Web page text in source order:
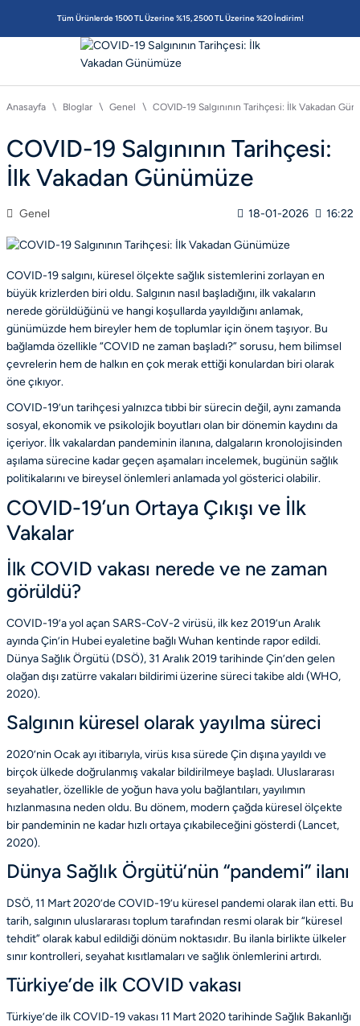
Tüm Ürünlerde 1500 TL Üzerine %15, 2500 TL Üzerine %20 İndirim!
Anasayfa Bloglar Genel COVID-19 Salgınının Tarihçesi: İlk Vakadan
COVID-19 Salgınının Tarihçesi:
İlk Vakadan Günümüze
Genel 18-01-2026 16:22
COVID-19 salgını, küresel ölçekte sağlık sistemlerini zorlayan en
büyük krizlerden biri oldu. Salgının nasıl başladığını, ilk vakaların
nerede görüldüğünü ve hangi koşullarda yayıldığını anlamak,
günümüzde hem bireyler hem de toplumlar için önem taşıyor. Bu
bağlamda özellikle “COVID ne zaman başladı?” sorusu, hem bilimsel
çevrelerin hem de halkın en çok merak ettiği konulardan biri olarak
öne çıkıyor.
COVID-19’un tarihçesi yalnızca tıbbi bir sürecin değil, aynı zamanda
sosyal, ekonomik ve psikolojik boyutları olan bir dönemin kaydını da
içeriyor. İlk vakalardan pandeminin ilanına, dalgaların kronolojisinden
aşılama sürecine kadar geçen aşamaları incelemek, bugünün sağlık
politikalarını ve bireysel önlemleri anlamada yol gösterici olabilir.
COVID-19’un Ortaya Çıkışı ve İlk
Vakalar
İlk COVID vakası nerede ve ne zaman
görüldü?
COVID-19’a yol açan SARS-CoV-2 virüsü, ilk kez 2019’un Aralık
ayında Çin’in Hubei eyaletine bağlı Wuhan kentinde rapor edildi.
Dünya Sağlık Örgütü (DSÖ), 31 Aralık 2019 tarihinde Çin’den gelen
olağan dışı zatürre vakaları bildirimi üzerine süreci takibe aldı(WHO,
2020).
Salgının küresel olarak yayılma süreci
2020’nin Ocak ayı itibarıyla, virüs kısa sürede Çin dışına yayıldı ve
birçok ülkede doğrulanmış vakalar bildirilmeye başladı. Uluslararası
seyahatler, özellikle de yoğun hava yolu bağlantıları, yayılımın
hızlanmasına neden oldu. Bu dönem, modern çağda küresel ölçekte
bir pandeminin ne kadar hızlı ortaya çıkabileceğini gösterdi(Lancet,
2020).
Dünya Sağlık Örgütü’nün “pandemi” ilanı
DSÖ, 11 Mart 2020’de COVID-19’u küresel pandemi olarak ilan etti. Bu
tarih, salgının uluslararası toplum tarafından resmi olarak bir “küresel
tehdit” olarak kabul edildiği dönüm noktasıdır. Bu ilanla birlikte ülkeler
sınır kontrolleri, seyahat kısıtlamaları ve sağlık önlemlerini artırdı.
Türkiye’de ilk COVID vakası
Türkiye’de ilk COVID-19 vakası 11 Mart 2020 tarihinde Sağlık Bakanlığı